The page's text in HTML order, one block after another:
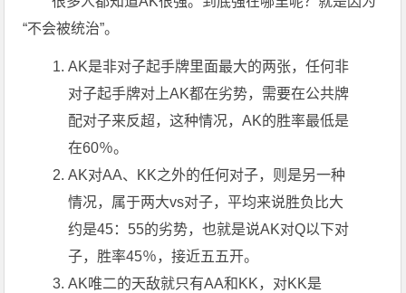
“不会被统治”。
AK是非对子起手牌里面最大的两张，任何非
对子起手牌对上AK都在劣势，需要在公共牌
配对子来反超，这种情况，AK的胜率最低是
在60％。
AK对AA、KK之外的任何对子，则是另一种
情况，属于两大vs对子，平均来说胜负比大
约是45：55的劣势，也就是说AK对Q以下对
子，胜率45％，接近五五开。
AK唯二的天敌就只有AA和KK，对KK是